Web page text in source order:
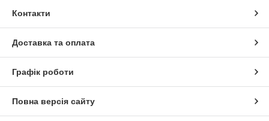
Контакти
Доставка та оплата
Графік роботи
Повна версія сайту